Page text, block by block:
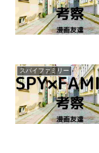
スパイファミリー